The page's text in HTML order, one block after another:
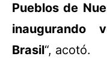
Pueblos de
inaugurando
Brasil“, acotó.